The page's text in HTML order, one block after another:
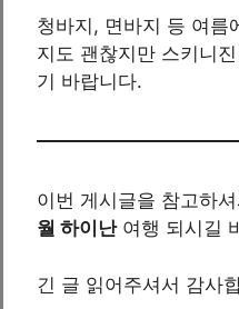
청바지, 면바지 등 여름
지도 괜찮지만 스키니
기 바랍니다.
이번 게시글을 참고하
월 하이난여행 되시길
긴 글 읽어주셔서 감사